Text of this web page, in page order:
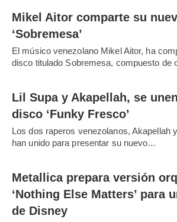
Mikel Aitor comparte su
‘Sobremesa’
El músico venezolano Mikel Aitor, ha
disco titulado Sobremesa, compuesto de
Lil Supa y Akapellah, se
disco ‘Funky Fresco’
Los dos raperos venezolanos, Akapellah
han unido para presentar su nuevo…
Metallica prepara versión
‘Nothing Else Matters’ para
de Disney